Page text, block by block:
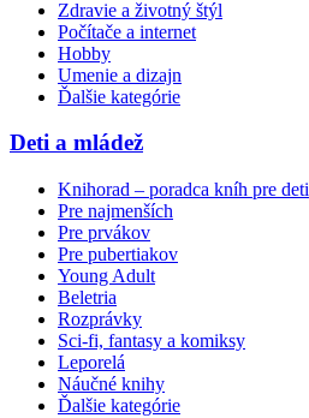
Zdravie a životný štýl
Počítače a internet
Hobby
Umenie a dizajn
Ďalšie kategórie
Deti a mládež
Knihorad – poradca kníh pre deti
Pre najmenších
Pre prvákov
Pre pubertiakov
Young Adult
Beletria
Rozprávky
Sci-fi, fantasy a komiksy
Leporelá
Náučné knihy
Ďalšie kategórie